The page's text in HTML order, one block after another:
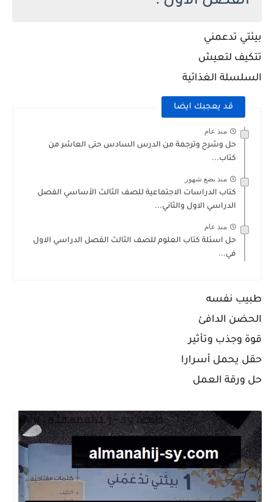
بيئتي تدعمني
تتكيف لتعيش
السلسلة الغذائية
قد يعجبك ايضا
منذ عام
حل وشرح وترجمة من الدرس السادس حتى العاشر من
كتاب...
منذ بضع شهور
كتاب الدراسات الاجتماعية للصف الثالث الأساسي الفصل
الدراسي الاول والثاني...
منذ عام
حل اسئلة كتاب العلوم للصف الثالث الفصل الدراسي الاول
في...
طبيب نفسه
الحضن الدافئ
قوة وجذب وتأثير
حقل يحمل أسرارا
حل ورقة العمل